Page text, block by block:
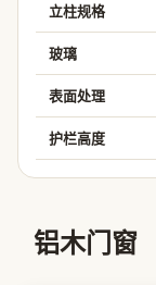
立柱规格
玻璃
表面处理
护栏高度
铝木门窗